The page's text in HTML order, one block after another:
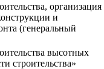
организация
и
(генеральный
высотных
строительства»